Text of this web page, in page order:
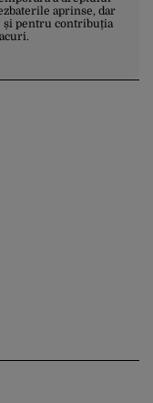
aprinse, dar
pentru contribuția